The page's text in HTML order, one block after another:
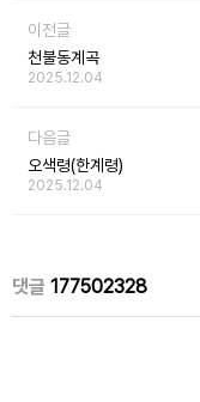
이전글
천불동계곡
2025.12.04
다음글
오색령(한계령)
2025.12.04
댓글 177502328